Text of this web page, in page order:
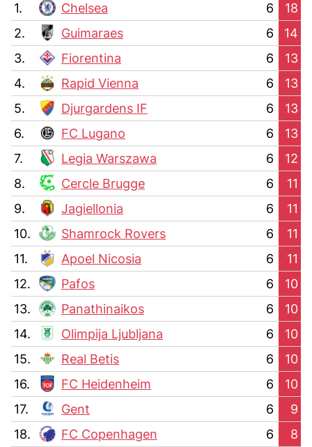
1. Chelsea 6
18
2.
Guimaraes 6
14
3.
Fiorentina 6
13
4.
Rapid Vienna 6
13
5.
Djurgardens IF 6
13
6.
FC Lugano 6
13
7.
Legia Warszawa 6
12
8.
Cercle Brugge 6
11
9.
Jagiellonia 6
11
10.
Shamrock Rovers 6
11
11.
Apoel Nicosia 6
11
12.
Pafos 6
10
13.
Panathinaikos 6
10
14.
Olimpija Ljubljana 6
10
15.
Real Betis 6
10
16.
FC Heidenheim 6
10
17.
Gent 6
9
18.
FC Copenhagen 6
8